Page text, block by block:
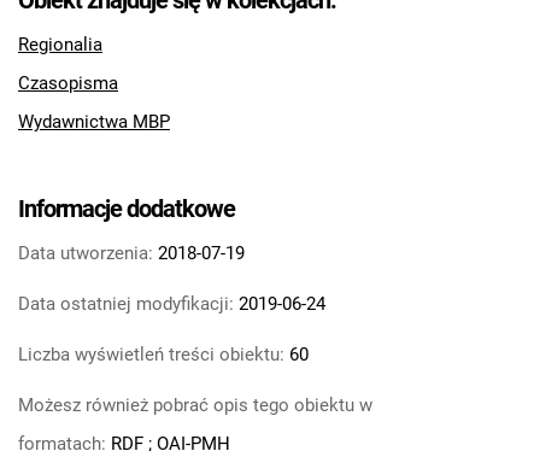
Regionalia
Czasopisma
Wydawnictwa MBP
Informacje dodatkowe
Data utworzenia: 2018-07-19
Data ostatniej modyfikacji: 2019-06-24
Liczba wyświetleń treści obiektu: 60
Możesz również pobrać opis tego obiektu w
formatach: RDF ; OAI-PMH